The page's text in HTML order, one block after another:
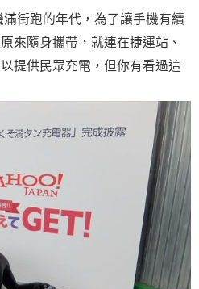
街跑的年代，為了讓手機有續
來隨身攜帶，就連在捷運站、
提供民眾充電，但你有看過這